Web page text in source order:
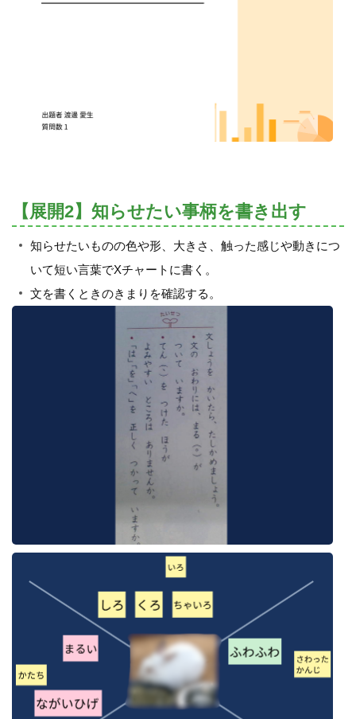
【展開2】知らせたい事柄を書き出す
知らせたいものの色や形、大きさ、触った感じや動きにつ
いて短い言葉でXチャートに書く。
文を書くときのきまりを確認する。